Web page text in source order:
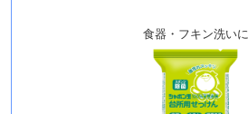
食器・フキン洗いに